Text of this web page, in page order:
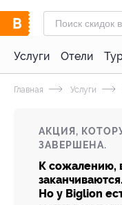
Услуги Отели
Главная Услуги
АКЦИЯ,
ЗАВЕРШЕНА.
К сожалению,
заканчиваются.
Но у Biglion